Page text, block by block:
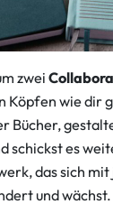
zwei
Köpfen wie dir
Bücher,
schickst es
das sich mit
und wächst.